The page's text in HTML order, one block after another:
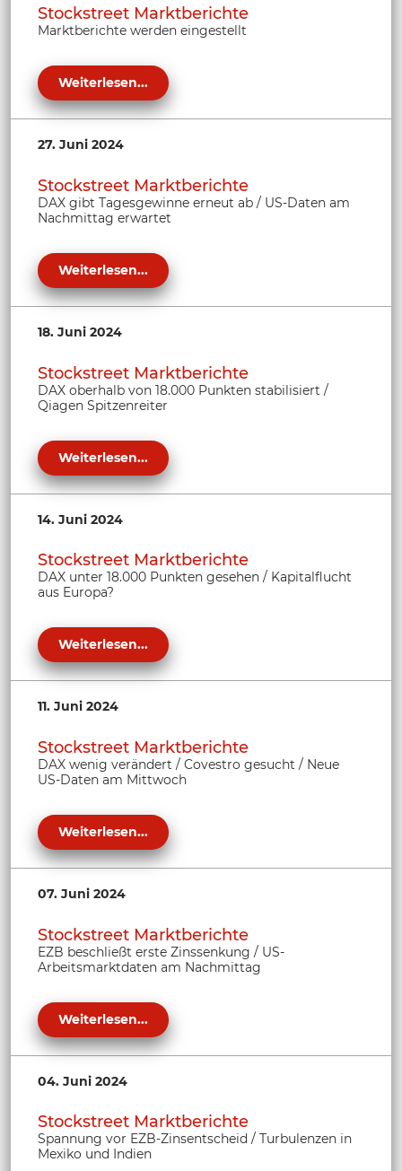
Stockstreet Marktberichte
Marktberichte werden eingestellt
Weiterlesen...
27. Juni 2024
Stockstreet Marktberichte
DAX gibt Tagesgewinne erneut ab / US-Daten am
Nachmittag erwartet
Weiterlesen...
18. Juni 2024
Stockstreet Marktberichte
DAX oberhalb von 18.000 Punkten stabilisiert /
Qiagen Spitzenreiter
Weiterlesen...
14. Juni 2024
Stockstreet Marktberichte
DAX unter 18.000 Punkten gesehen / Kapitalflucht
aus Europa?
Weiterlesen...
11. Juni 2024
Stockstreet Marktberichte
DAX wenig verändert / Covestro gesucht / Neue
US-Daten am Mittwoch
Weiterlesen...
07. Juni 2024
Stockstreet Marktberichte
EZB beschließt erste Zinssenkung / US-
Arbeitsmarktdaten am Nachmittag
Weiterlesen...
04. Juni 2024
Stockstreet Marktberichte
Spannung vor EZB-Zinsentscheid / Turbulenzen in
Mexiko und Indien